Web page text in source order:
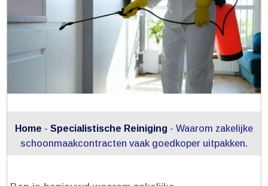
Home - Specialistische Reiniging - Waarom zakelijke
schoonmaakcontracten vaak goedkoper uitpakken.​